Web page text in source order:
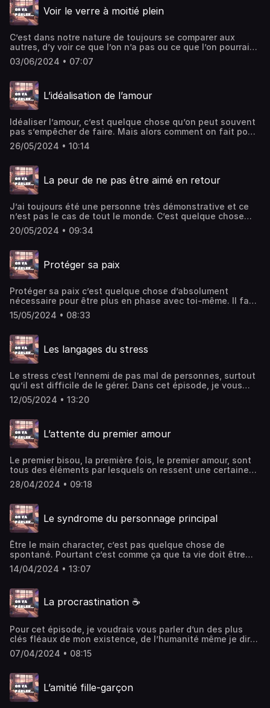
Voir le verre à moitié plein
C’est dans notre nature de toujours se comparer aux
autres, d’y voir ce que l’on n’a pas ou ce que l’on pourrait
avoir. Mais en fait, pourquoi ne pas se contenter de ce
qu’on a déjà ? Hébergé par Ausha. Visitez
d'informations.
03/06/2024 • 07:07
L’idéalisation de l’amour
Idéaliser l’amour, c’est quelque chose qu’on peut souvent
pas s’empêcher de faire. Mais alors comment on fait pour
ne pas le faire sans une société qui prône l’idéalisation
comme la nôtre ?Hébergé par Ausha. Visitez
d'informations.
26/05/2024 • 10:14
La peur de ne pas être aimé en retour
J’ai toujours été une personne très démonstrative et ce
n’est pas le cas de tout le monde. C’est quelque chose
que j’ai mal vécu, pourtant il faut comprendre que chacun
exprime son affection différemment. Hébergé par Ausha.
d'informations.
20/05/2024 • 09:34
Protéger sa paix
Protéger sa paix c’est quelque chose d’absolument
nécessaire pour être plus en phase avec toi-même. Il faut
savoir ne pas tout partager et garder une part de mystère,
non ? Hébergé par Ausha. Visitez ausha.co/politique-de-
15/05/2024 • 08:33
Les langages du stress
Le stress c’est l’ennemi de pas mal de personnes, surtout
qu’il est difficile de le gérer. Dans cet épisode, je vous
explique quels sont les différents langages de celui-ci et
comment apprendre à vivre avec ! Hébergé par Ausha.
d'informations.
12/05/2024 • 13:20
L’attente du premier amour
Le premier bisou, la première fois, le premier amour, sont
tous des éléments par lesquels on ressent une certaine
pression. Seulement, il faut savoir aller à son rythme et
comprendre que chaque chose a son moment. Hésite pas
Visitez ausha.co/politique-de-confidentialite pour plus
d'informations.
28/04/2024 • 09:18
Le syndrome du personnage principal
Être le main character, c’est pas quelque chose de
spontané. Pourtant c’est comme ça que ta vie doit être
vécue. Alors prends ton crayon et écris ton histoire
comme tu veux qu’elle s’écrive. C’est ça être le
ausha.co/politique-de-confidentialite pour plus
d'informations.
14/04/2024 • 13:07
La procrastination ☕️
Pour cet épisode, je voudrais vous parler d’un des plus
clés fléaux de mon existence, de l’humanité même je dirai
: la procrastination.Hébergé par Ausha. Visitez
ausha.co/politique-de-confidentialite pour plus
07/04/2024 • 08:15
L’amitié fille-garçon